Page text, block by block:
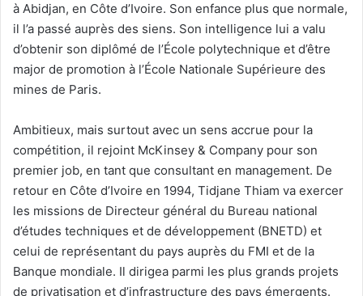
à Abidjan, en Côte d’Ivoire. Son enfance plus que normale,
il l’a passé auprès des siens. Son intelligence lui a valu
d’obtenir son diplômé de l’École polytechnique et d’être
major de promotion à l’École Nationale Supérieure des
mines de Paris.
Ambitieux, mais surtout avec un sens accrue pour la
compétition, il rejoint McKinsey & Company pour son
premier job, en tant que consultant en management. De
retour en Côte d’Ivoire en 1994, Tidjane Thiam va exercer
les missions de Directeur général du Bureau national
d’études techniques et de développement (BNETD) et
celui de représentant du pays auprès du FMI et de la
Banque mondiale. Il dirigea parmi les plus grands projets
de privatisation et d’infrastructure des pays émergents.